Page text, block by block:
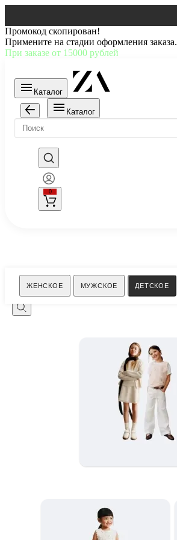
Промокод скопирован!
Примените на стадии оформления заказа.
При заказе от 15000 рублей
Каталог
Каталог
0
ЖЕНСКОЕ МУЖСКОЕ ДЕТСКОЕ
Поиск